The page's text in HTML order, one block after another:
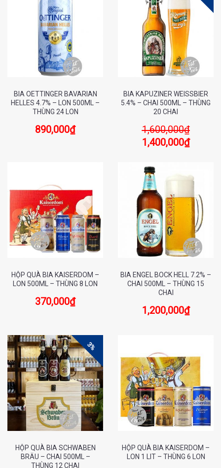
BIA KAPUZINER WEISSBIER
5.4% – CHAI 500ML – THÙNG
20 CHAI
1,600,000₫
1,400,000₫
BIA OETTINGER BAVARIAN
HELLES 4.7% – LON 500ML –
THÙNG 24 LON
890,000₫
BIA ENGEL BOCK HELL 7.2% –
CHAI 500ML – THÙNG 15
CHAI
1,200,000₫
HỘP QUÀ BIA KAISERDOM –
LON 500ML – THÙNG 8 LON
370,000₫
HỘP QUÀ BIA KAISERDOM –
LON 1 LIT – THÙNG 6 LON
3%
HỘP QUÀ BIA SCHWABEN
BRÄU – CHAI 500ML –
THÙNG 12 CHAI